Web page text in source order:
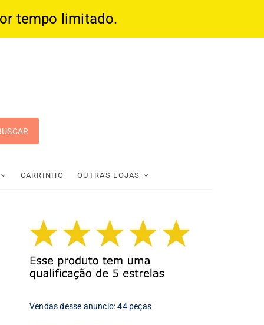
tempo limitado.
CARRINHO OUTRAS LOJAS
Vendas desse anuncio: 44 peças